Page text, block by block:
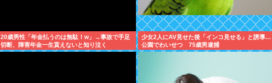
20歳男性「年金払うのは無駄！w」→事故で手足
切断、障害年金一生貰えないと知り泣く
少女2人にAV見せた後「インコ見せる」と誘導…
公園でわいせつ 75歳男逮捕